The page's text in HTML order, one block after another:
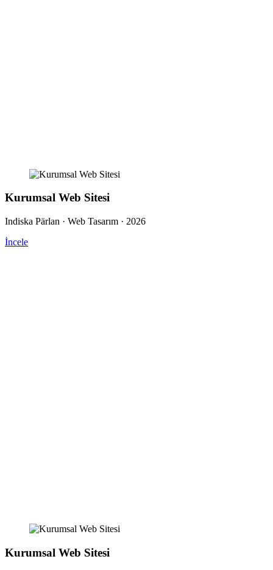
Kurumsal Web Sitesi
Indiska Pärlan · Web Tasarım · 2026
İncele
Kurumsal Web Sitesi